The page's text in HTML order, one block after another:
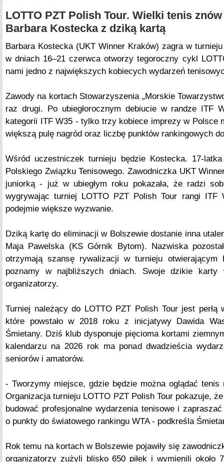
LOTTO PZT Polish Tour. Wielki tenis
Barbara Kostecka z dziką kartą
Barbara Kostecka (UKT Winner Kraków) zagra w
w dniach 16–21 czerwca otworzy tegoroczny cykl
nami jedno z największych kobiecych wydarzeń
Zawody na kortach Stowarzyszenia „Morskie
raz drugi. Po ubiegłorocznym debiucie w randze ITF
kategorii ITF W35 - tylko trzy kobiece imprezy w Polsce
większą pulę nagród oraz liczbę punktów rankingowych
Wśród uczestniczek turnieju będzie Kostecka. 17-latka
Polskiego Związku Tenisowego. Zawodniczka UKT
juniorką - już w ubiegłym roku pokazała, że radzi
wygrywając turniej LOTTO PZT Polish Tour rangi ITF
podejmie większe wyzwanie.
Dziką kartę do eliminacji w Bolszewie dostanie inna
Maja Pawelska (KS Górnik Bytom). Nazwiska
otrzymają szansę rywalizacji w turnieju otwierającym
poznamy w najbliższych dniach. Swoje dzikie karty
organizatorzy.
Turniej należący do LOTTO PZT Polish Tour jest perłą
które powstało w 2018 roku z inicjatywy Dawida
Śmietany. Dziś klub dysponuje pięcioma kortami
kalendarzu na 2026 rok ma ponad dwadzieścia
seniorów i amatorów.
- Tworzymy miejsce, gdzie będzie można oglądać tenis
Organizacja turnieju LOTTO PZT Polish Tour pokazuje,
budować profesjonalne wydarzenia tenisowe i
o punkty do światowego rankingu WTA - podkreśla
Rok temu na kortach w Bolszewie pojawiły się
organizatorzy zużyli blisko 650 piłek i wymienili około